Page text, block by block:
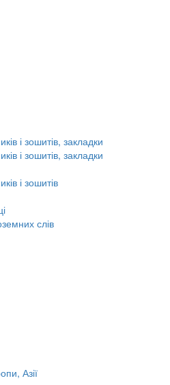
і зошитів, закладки
і зошитів, закладки
і зошитів
слів
Азії